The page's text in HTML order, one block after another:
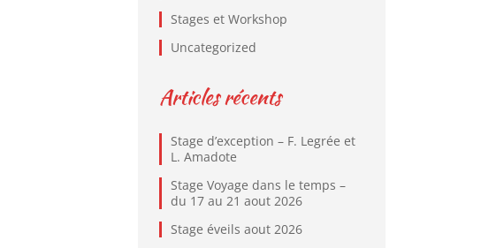
Stages et Workshop
Uncategorized
Articles récents
Stage d’exception – F. Legrée et
L. Amadote
Stage Voyage dans le temps –
du 17 au 21 aout 2026
Stage éveils aout 2026